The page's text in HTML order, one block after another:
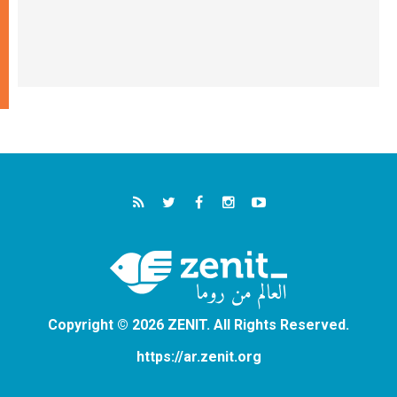
Copyright © 2026 ZENIT. All Rights Reserved.
https://ar.zenit.org